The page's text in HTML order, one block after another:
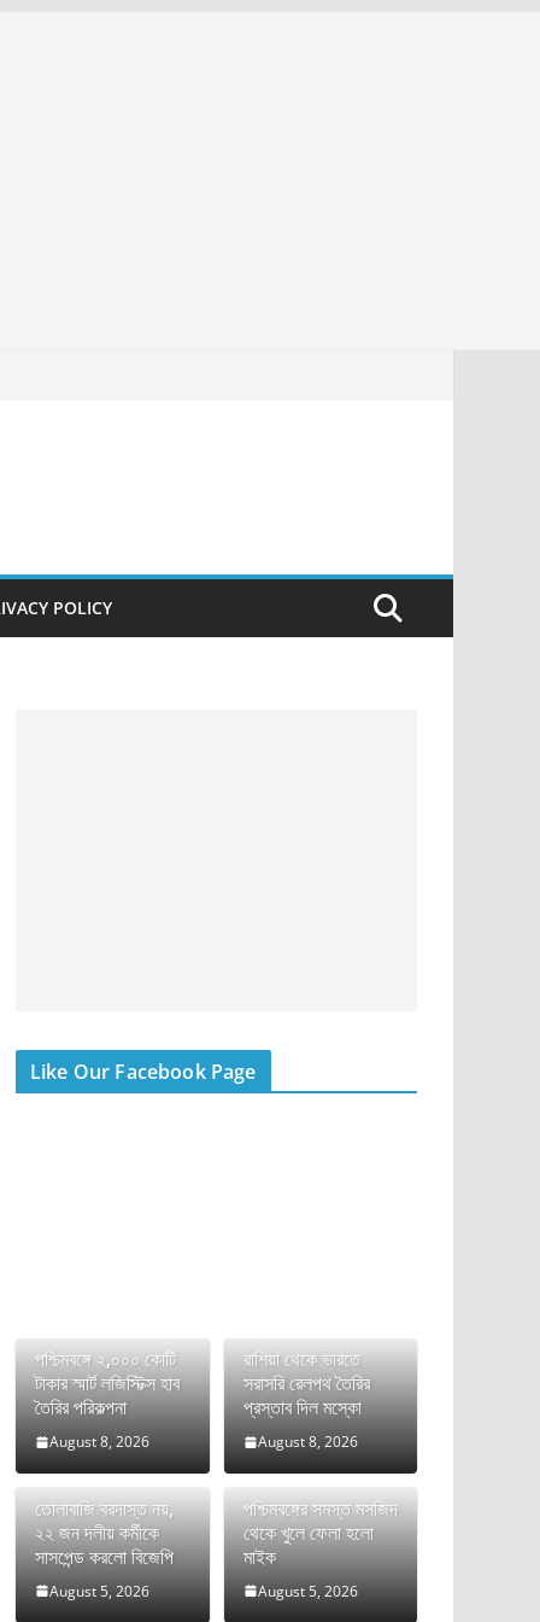
POLICY
Like Our Facebook Page
পশ্চিমবঙ্গে ২,০০০ কোটি
টাকার স্মার্ট লজিস্টিক্স হাব
তৈরির পরিকল্পনা
August 8, 2026
রাশিয়া থেকে ভারতে
সরাসরি রেলপথ তৈরির
প্রস্তাব দিল মস্কো
August 8, 2026
তোলাবাজি বরদাস্ত নয়,
২২ জন দলীয় কর্মীকে
সাসপেন্ড করলো বিজেপি
August 5, 2026
পশ্চিমবঙ্গের সমস্ত মসজিদ
থেকে খুলে ফেলা হলো
মাইক
August 5, 2026
ভারতের FCRA বিল নিয়ে
দীর্ঘ রক্তক্ষয়ী সংগ্রামের